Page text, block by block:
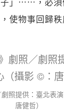
使物事回歸秩
照提供：臺北表
唐健哲）